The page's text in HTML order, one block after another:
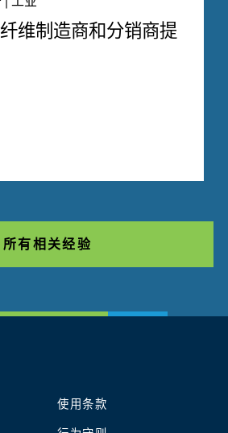
维制造商和分销商提
所有相关经验
使用条款